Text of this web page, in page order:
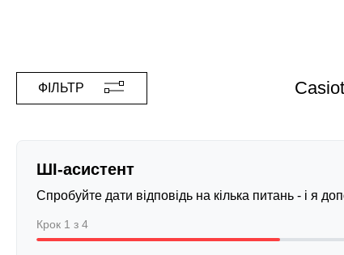
ФІЛЬТР
ШІ-асистент
Спробуйте дати відповідь на кілька питань - і я
Крок 1 з 4